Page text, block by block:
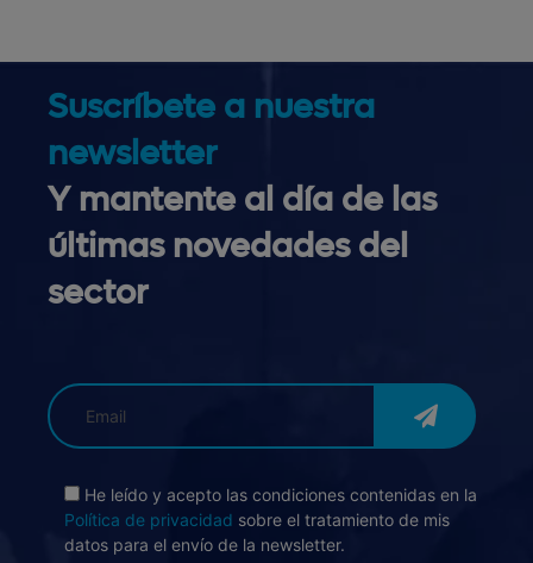
Suscríbete a nuestra
newsletter
Y mantente al día de las
últimas novedades del
sector
He leído y acepto las condiciones contenidas en la
Política de privacidad sobre el tratamiento de mis
datos para el envío de la newsletter.